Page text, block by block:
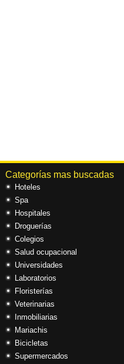
Categorías mas buscadas
Hoteles
Spa
Hospitales
Droguerías
Colegios
Salud ocupacional
Universidades
Laboratorios
Floristerías
Veterinarias
Inmobiliarias
Mariachis
Bicicletas
Supermercados